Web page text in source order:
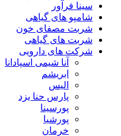
سینا فرآور
شامپو های گیاهی
شربت مصفای خون
شربت های گیاهی
شرکت های دارویی
آنا شیمی اسپادانا
ابریشم
الیس
پارس حنا یزد
پورسینا
پورشیا
خرمان